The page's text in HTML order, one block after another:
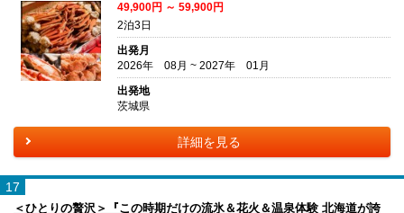
49,900円 ～ 59,900円
2泊3日
出発月
2026年 08月 ~ 2027年 01月
出発地
茨城県
詳細を見る
17
＜ひとりの贅沢＞『この時期だけの流氷＆花火＆温泉体験 北海道が誇